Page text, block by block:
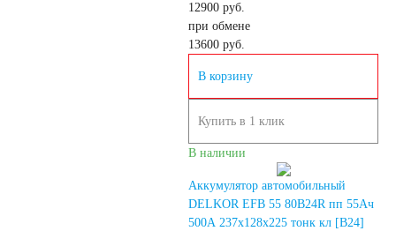
Аккумуляторы EFB
12900 руб.
при обмене
13600 руб.
В корзину
Купить в 1 клик
В наличии
Аккумулятор автомобильный
DELKOR EFB 55 80B24R пп 55Ач
500А 237х128х225 тонк кл [B24]